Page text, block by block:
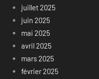
juillet 2025
juin 2025
mai 2025
avril 2025
mars 2025
février 2025